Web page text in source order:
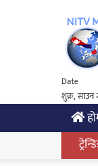
Date
शुक्र, साउन